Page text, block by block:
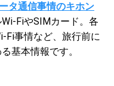
タ通信事情のキホン
FiやSIMカード。各
Fi事情など、旅行前に
基本情報です。